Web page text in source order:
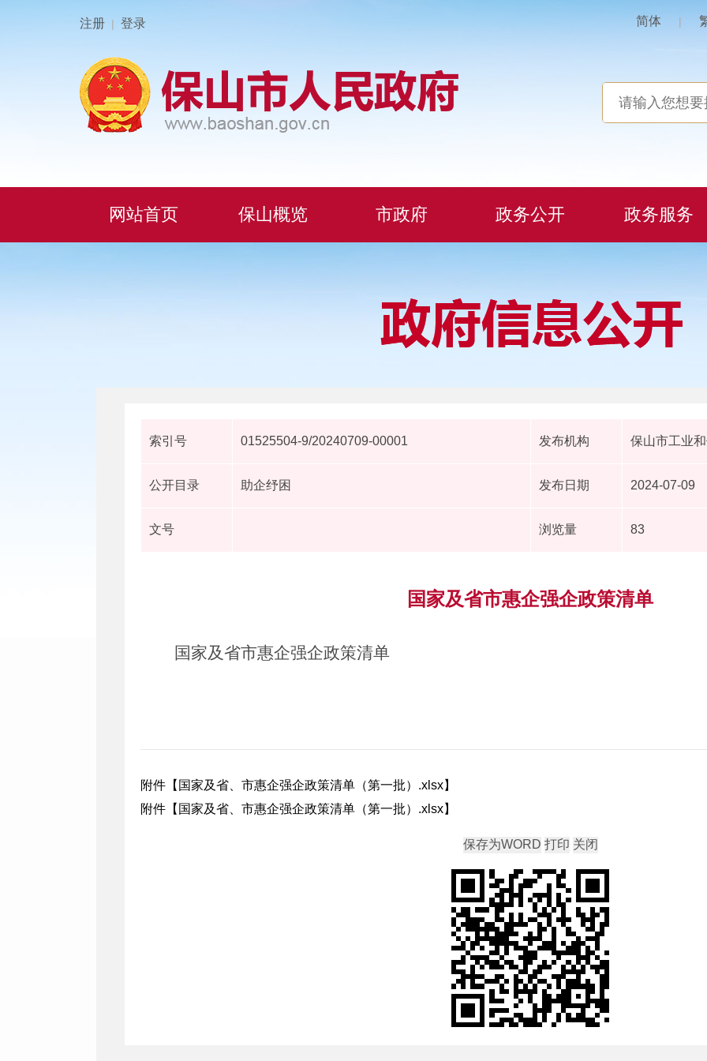
注册 | 登录 简体 |
网站首页 保山概览 市政府 政务公开 政务服务
索引号 01525504-9/20240709-00001 发布机构 保山市工业
公开目录 助企纾困 发布日期 2024-07-09
文号 浏览量 83
国家及省市惠企强企政策清单
国家及省市惠企强企政策清单
附件【 国家及省、市惠企强企政策清单（第一批）.xlsx】
附件【 国家及省、市惠企强企政策清单（第一批）.xlsx】